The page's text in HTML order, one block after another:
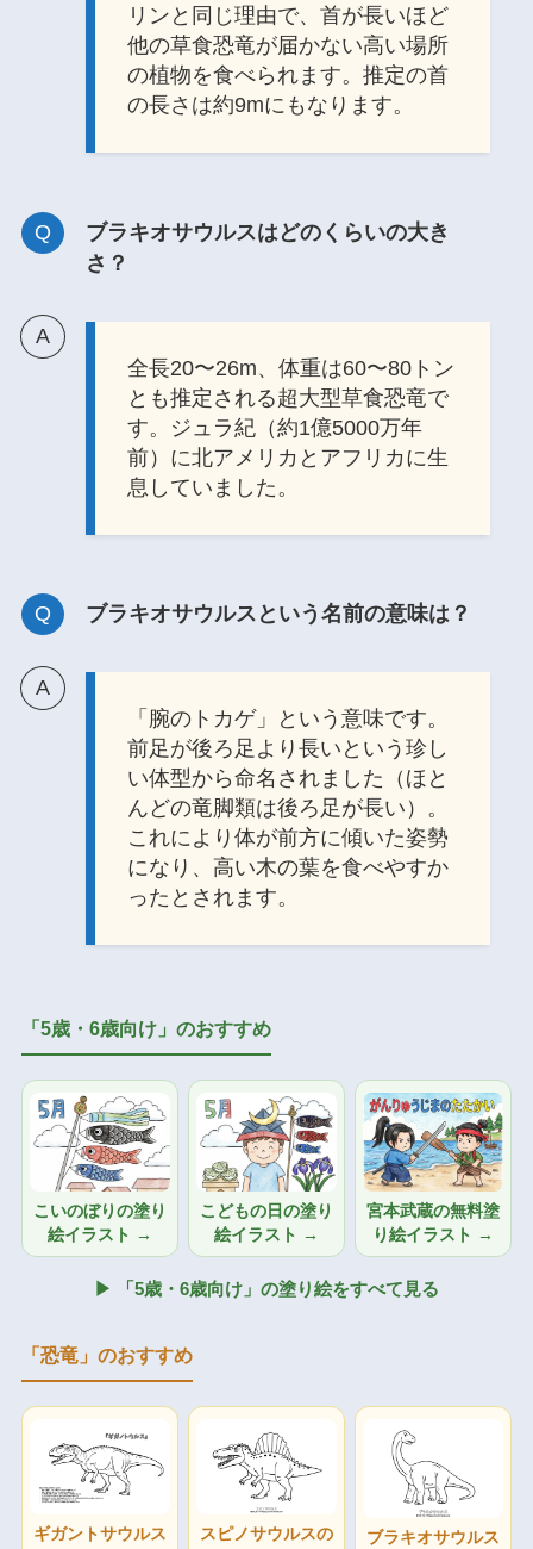
リンと同じ理由で、首が長いほど
他の草食恐竜が届かない高い場所
の植物を食べられます。推定の首
の長さは約9mにもなります。
ブラキオサウルスはどのくらいの大き
さ？
全長20〜26m、体重は60〜80トン
とも推定される超大型草食恐竜で
す。ジュラ紀（約1億5000万年
前）に北アメリカとアフリカに生
息していました。
ブラキオサウルスという名前の意味は？
「腕のトカゲ」という意味です。
前足が後ろ足より長いという珍し
い体型から命名されました（ほと
んどの竜脚類は後ろ足が長い）。
これにより体が前方に傾いた姿勢
になり、高い木の葉を食べやすか
ったとされます。
「5歳・6歳向け」のおすすめ
こいのぼりの塗り
絵イラスト →
こどもの日の塗り
絵イラスト →
宮本武蔵の無料塗
り絵イラスト →
▶ 「5歳・6歳向け」の塗り絵をすべて見る
「恐竜」のおすすめ
ギガントサウルス
スピノサウルスの
ブラキオサウルス